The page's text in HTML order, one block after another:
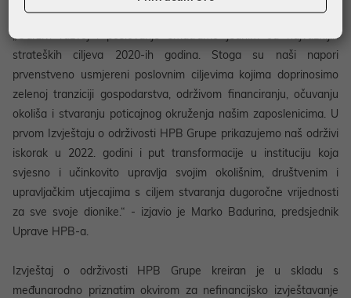
„Održivi razvoj i poslovanje smatramo jednim od najvažnijih
strateških ciljeva 2020-ih godina. Stoga su naši napori
prvenstveno usmjereni poslovnim ciljevima kojima doprinosimo
zelenoj tranziciji gospodarstva, održivom financiranju, očuvanju
okoliša i stvaranju poticajnog okruženja našim zaposlenicima. U
prvom Izvještaju o održivosti HPB Grupe prikazujemo naš održivi
iskorak u 2022. godini i put transformacije u instituciju koja
svjesno i učinkovito upravlja svojim okolišnim, društvenim i
upravljačkim utjecajima s ciljem stvaranja dugoročne vrijednosti
za sve svoje dionike.“ - izjavio je Marko Badurina, predsjednik
Uprave HPB-a.
Izvještaj o održivosti HPB Grupe kreiran je u skladu s
međunarodno priznatim okvirom za nefinancijsko izvještavanje